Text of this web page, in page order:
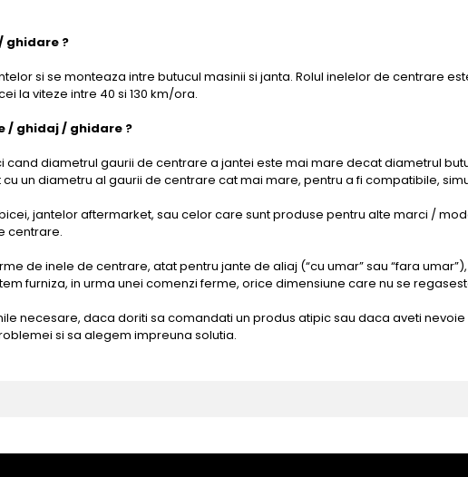
ghidare ?
si se monteaza intre butucul masinii si janta. Rolul inelelor de centrare
la viteze intre 40 si 130 km/ora.
/ ghidaj / ghidare ?
diametrul gaurii de centrare a jantei este mai mare decat diametrul
un diametru al gaurii de centrare cat mai mare, pentru a fi compatibile,
jantelor aftermarket, sau celor care sunt produse pentru alte marci /
centrare.
de inele de centrare, atat pentru jante de aliaj (“cu umar” sau “fara
furniza, in urma unei comenzi ferme, orice dimensiune care nu se
necesare, daca doriti sa comandati un produs atipic sau daca aveti
si sa alegem impreuna solutia.